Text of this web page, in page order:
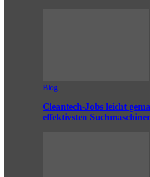
Blog
Cleantech-Jobs leicht
effektivsten